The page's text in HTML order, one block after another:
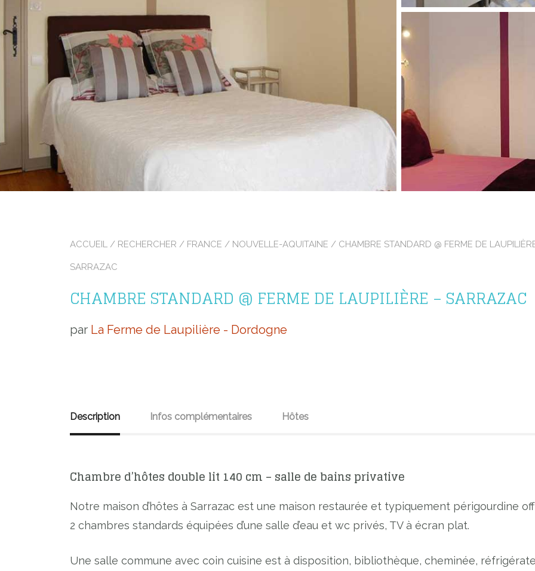
ACCUEIL / RECHERCHER / FRANCE / NOUVELLE-AQUITAINE / CHAMBRE STANDARD @ FERME DE
SARRAZAC
CHAMBRE STANDARD @ FERME DE LAUPILIÈRE – SARRAZAC
par La Ferme de Laupilière - Dordogne
Description Infos complémentaires Hôtes
Chambre d’hôtes double lit 140 cm – salle de bains privative
Notre maison d’hôtes à Sarrazac est une maison restaurée et typiquement périgourdine
2 chambres standards équipées d’une salle d’eau et wc privés, TV à écran plat.
Une salle commune avec coin cuisine est à disposition, bibliothèque, cheminée,